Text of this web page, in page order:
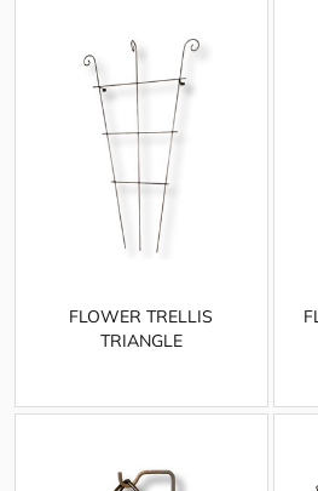
FLOWER TRELLIS
TRIANGLE